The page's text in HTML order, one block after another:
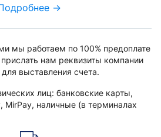
→
мы работаем по 100% предоплате
нам реквизиты компании
для выставления счета.
лиц: банковские карты,
наличные (в терминалах